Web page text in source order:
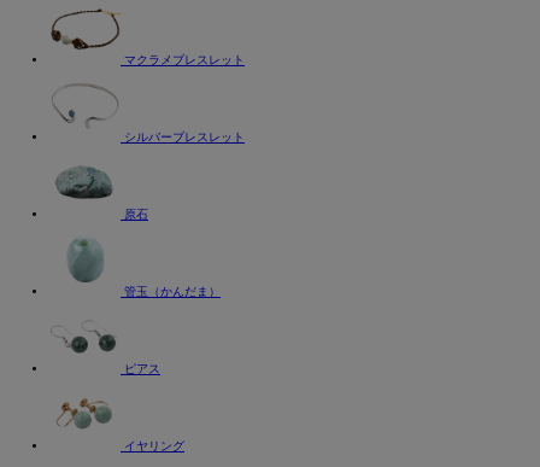
マクラメブレスレット
シルバーブレスレット
原石
管玉（かんだま）
ピアス
イヤリング